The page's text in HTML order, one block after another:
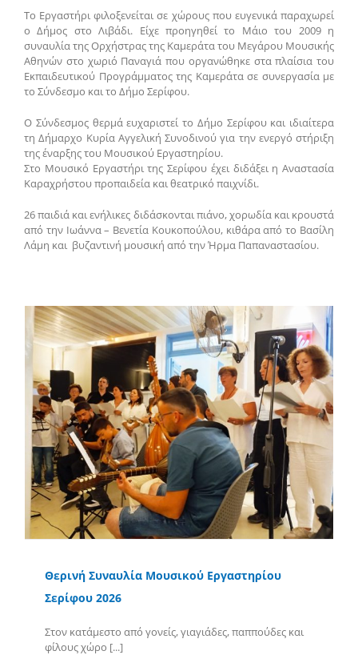
Το Εργαστήρι φιλοξενείται σε χώρους που ευγενικά παραχωρεί
ο Δήμος στο Λιβάδι. Είχε προηγηθεί το Μάιο του 2009 η
συναυλία της Ορχήστρας της Καμεράτα του Μεγάρου Μουσικής
Αθηνών στο χωριό Παναγιά που οργανώθηκε στα πλαίσια του
Εκπαιδευτικού Προγράμματος της Καμεράτα σε συνεργασία με
το Σύνδεσμο και το Δήμο Σερίφου.
Ο Σύνδεσμος θερμά ευχαριστεί το Δήμο Σερίφου και ιδιαίτερα
τη Δήμαρχο Κυρία Αγγελική Συνοδινού για την ενεργό στήριξη
της έναρξης του Μουσικού Εργαστηρίου.
Στο Μουσικό Εργαστήρι της Σερίφου έχει διδάξει η Αναστασία
Καραχρήστου προπαιδεία και θεατρικό παιχνίδι.
26 παιδιά και ενήλικες διδάσκονται πιάνο, χορωδία και κρουστά
από την Ιωάννα – Βενετία Κουκοπούλου, κιθάρα από το Βασίλη
Λάμη και βυζαντινή μουσική από την Ήρμα Παπαναστασίου.
Θερινή Συναυλία Μουσικού Εργαστηρίου
Σερίφου 2026
Στον κατάμεστο από γονείς, γιαγιάδες, παππούδες και
φίλους χώρο [...]